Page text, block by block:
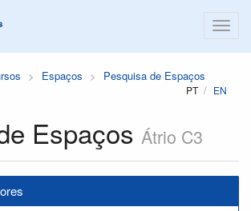
Espaços Pesquisa de Espaços
PT EN
Espaços Átrio C3